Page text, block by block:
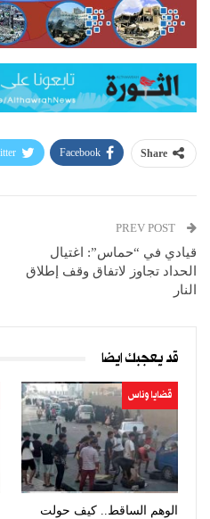
Share
Facebook
قيادي في “حماس”: اغتيال
الحداد تجاوز لاتفاق وقف إطلاق
النار
قد يعجبك ايضا
قضايا وناس
الوهم الساقط.. كيف حولت